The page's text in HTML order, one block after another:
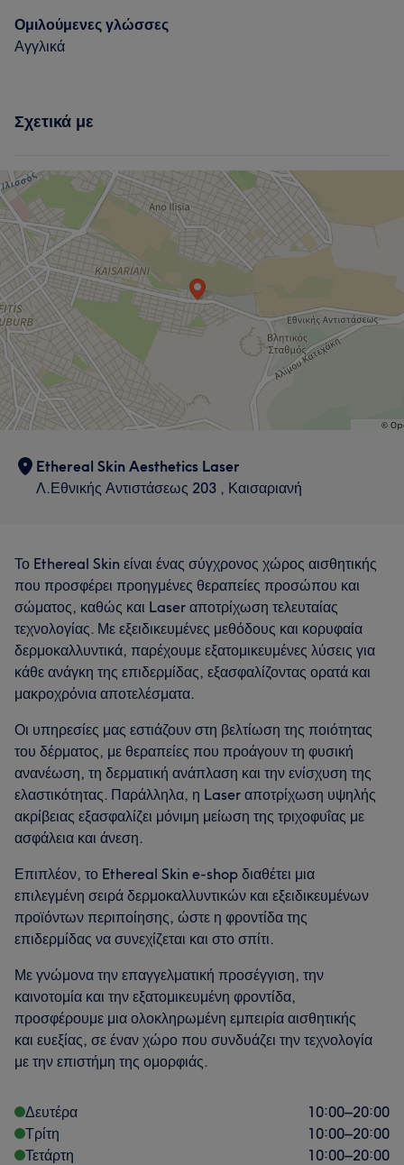
Τι λένε οι πελάτες μας για Ρέα
Professional Experienced 7
Good attention to detail
Ομιλούμενες γλώσσες
Αγγλικά
Σχετικά με
Ethereal Skin Aesthetics Laser
Λ.Εθνικής Αντιστάσεως 203 , Καισαριανή
Το Ethereal Skin είναι ένας σύγχρονος χώρος αισθητικής
που προσφέρει προηγμένες θεραπείες προσώπου και
σώματος, καθώς και Laser αποτρίχωση τελευταίας
τεχνολογίας. Με εξειδικευμένες μεθόδους και κορυφαία
δερμοκαλλυντικά, παρέχουμε εξατομικευμένες λύσεις για
κάθε ανάγκη της επιδερμίδας, εξασφαλίζοντας ορατά και
μακροχρόνια αποτελέσματα.
Οι υπηρεσίες μας εστιάζουν στη βελτίωση της ποιότητας
του δέρματος, με θεραπείες που προάγουν τη φυσική
ανανέωση, τη δερματική ανάπλαση και την ενίσχυση της
ελαστικότητας. Παράλληλα, η Laser αποτρίχωση υψηλής
ακρίβειας εξασφαλίζει μόνιμη μείωση της τριχοφυΐας με
ασφάλεια και άνεση.
Επιπλέον, το Ethereal Skin e-shop διαθέτει μια
επιλεγμένη σειρά δερμοκαλλυντικών και εξειδικευμένων
προϊόντων περιποίησης, ώστε η φροντίδα της
επιδερμίδας να συνεχίζεται και στο σπίτι.
Με γνώμονα την επαγγελματική προσέγγιση, την
καινοτομία και την εξατομικευμένη φροντίδα,
προσφέρουμε μια ολοκληρωμένη εμπειρία αισθητικής
και ευεξίας, σε έναν χώρο που συνδυάζει την τεχνολογία
με την επιστήμη της ομορφιάς.
Δευτέρα 10:00–20:00
Τρίτη
10:00–20:00
Τετάρτη
10:00–20:00